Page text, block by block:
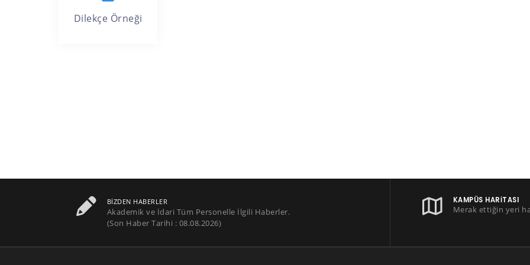
Dilekçe Örneği
BIZDEN HABERLER
Akademik ve İdari Tüm Personelle İlgili Haberler.
(Son Haber Tarihi : 08.08.2026)
KAMPÜS HARITASI
Merak ettiğin yeri